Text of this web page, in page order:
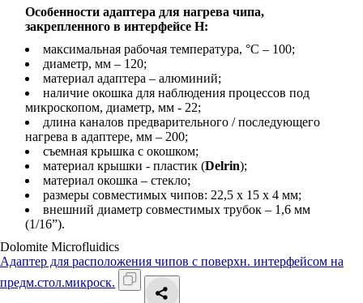
Особенности адаптера для нагрева чипа,
закрепленного в интерфейсе H:
максимальная рабочая температура, °С – 100;
диаметр, мм – 120;
материал адаптера – алюминий;
наличие окошка для наблюдения процессов под
микроскопом, диаметр, мм - 22;
длина каналов предварительного / последующего
нагрева в адаптере, мм – 200;
съемная крышка с окошком;
материал крышки - пластик (Delrin);
материал окошка – стекло;
размеры совместимых чипов: 22,5 x 15 х 4 мм;
внешний диаметр совместимых трубок – 1,6 мм
(1/16”).
Dolomite Microfluidics
Адаптер для расположения чипов с поверхн. интерфейсом на
предм.стол.микроск.